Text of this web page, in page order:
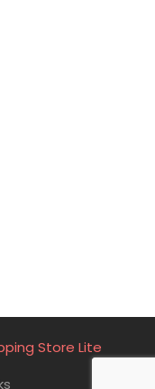
Store Lite